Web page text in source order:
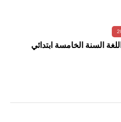
السنة الخامسة ابتدائي